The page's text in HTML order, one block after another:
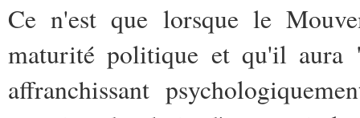
Ce n'est que lorsque le
maturité politique et qu'il aura
affranchissant